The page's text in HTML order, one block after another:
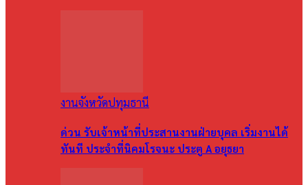
งานจังหวัดปทุมธานี
ด่วน รับเจ้าหน้าที่ประสานงานฝ่ายบุคล เริ่มงานได้
ทันที ประจำที่นิคมโรจนะ ประตู A อยุธยา